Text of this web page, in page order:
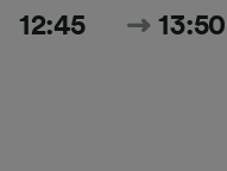
12:45 13:50